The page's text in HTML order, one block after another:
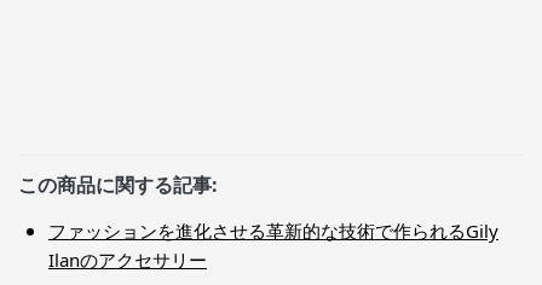
この商品に関する記事:
ファッションを進化させる革新的な技術で作られるGily
Ilanのアクセサリー